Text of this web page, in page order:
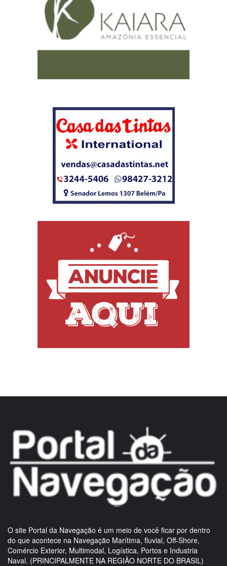
O site Portal da Navegação é um meio de você ficar por dentro
do que acontece na Navegação Marítima, fluvial, Off-Shore,
Comércio Exterior, Multimodal, Logística, Portos e Industria
Naval. (PRINCIPALMENTE NA REGIÃO NORTE DO BRASIL)